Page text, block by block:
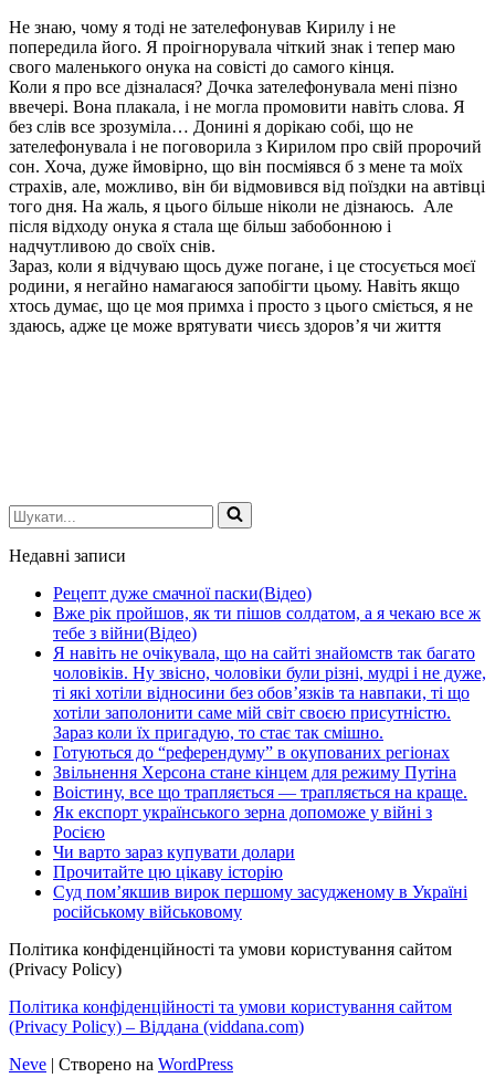
Не знаю, чому я тоді не зателефонував Кирилу і не
попередила його. Я проігнорувала чіткий знак і тепер маю
свого маленького онука на совісті до самого кінця.
Коли я про все дізналася? Дочка зателефонувала мені пізно
ввечері. Вона плакала, і не могла промовити навіть слова. Я
без слів все зрозуміла… Донині я дорікаю собі, що не
зателефонувала і не поговорила з Кирилом про свій пророчий
сон. Хоча, дуже ймовірно, що він посміявся б з мене та моїх
страхів, але, можливо, він би відмовився від поїздки на автівці
того дня. На жаль, я цього більше ніколи не дізнаюсь. Але
після відходу онука я стала ще більш забобонною і
надчутливою до своїх снів.
Зараз, коли я відчуваю щось дуже погане, і це стосується моєї
родини, я негайно намагаюся запобігти цьому. Навіть якщо
хтось думає, що це моя примха і просто з цього сміється, я не
здаюсь, адже це може врятувати чиєсь здоров’я чи життя
Шукати...
Недавні записи
Рецепт дуже смачної паски(Відео)
Вже рік пройшов, як ти пішов солдатом, а я чекаю все ж
тебе з війни(Відео)
Я навіть не очікувала, що на сайті знайомств так багато
чоловіків. Ну звісно, чоловіки були різні, мудрі і не дуже,
ті які хотіли відносини без обов’язків та навпаки, ті що
хотіли заполонити саме мій світ своєю присутністю.
Зараз коли їх пригадую, то стає так смішно.
Готуються до “референдуму” в окупованих регіонах
Звільнення Херсона стане кінцем для режиму Путіна
Воістину, все що трапляється — трапляється на краще.
Як експорт українського зерна допоможе у війні з
Росією
Чи варто зараз купувати долари
Прочитайте цю цікаву історію
Суд пом’якшив вирок першому засудженому в Україні
російському військовому
Політика конфіденційності та умови користування сайтом
(Privacy Policy)
Політика конфіденційності та умови користування сайтом
(Privacy Policy) – Віддана (viddana.com)
Neve | Створено на WordPress